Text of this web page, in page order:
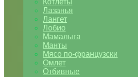
Котлеты
Лазанья
Лангет
Лобио
Мамалыга
Манты
Мясо по-французски
Омлет
Отбивные